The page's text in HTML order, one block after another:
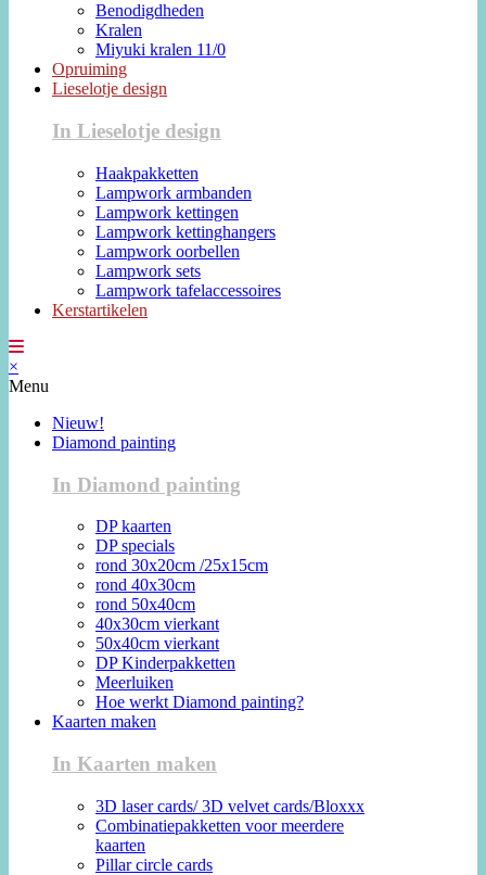
Benodigdheden
Kralen
Miyuki kralen 11/0
Opruiming
Lieselotje design
In Lieselotje design
Haakpakketten
Lampwork armbanden
Lampwork kettingen
Lampwork kettinghangers
Lampwork oorbellen
Lampwork sets
Lampwork tafelaccessoires
Kerstartikelen
×
Menu
Nieuw!
Diamond painting
In Diamond painting
DP kaarten
DP specials
rond 30x20cm /25x15cm
rond 40x30cm
rond 50x40cm
40x30cm vierkant
50x40cm vierkant
DP Kinderpakketten
Meerluiken
Hoe werkt Diamond painting?
Kaarten maken
In Kaarten maken
3D laser cards/ 3D velvet cards/Bloxxx
Combinatiepakketten voor meerdere
kaarten
Pillar circle cards